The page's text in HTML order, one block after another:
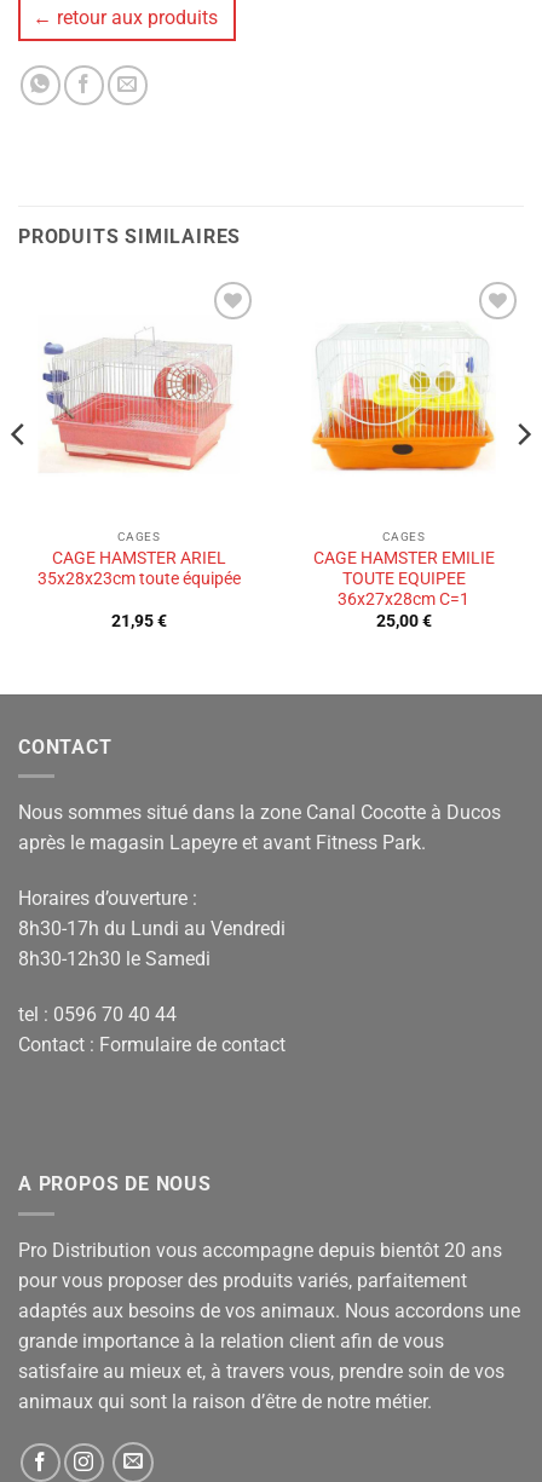
← retour aux produits
PRODUITS SIMILAIRES
à la liste
de
souhaits
CAGES
CAGE HAMSTER ARIEL
35x28x23cm toute équipée
21,95€
Ajouter
à la liste
souhaits
CAGES
CAGE HAMSTER EMILIE
TOUTE EQUIPEE
36x27x28cm C=1
25,00€
CONTACT
Nous sommes situé dans la zone Canal Cocotte à Ducos
après le magasin Lapeyre et avant Fitness Park.
Horaires d’ouverture :
8h30-17h du Lundi au Vendredi
8h30-12h30 le Samedi
tel : 0596 70 40 44
Contact : Formulaire de contact
A PROPOS DE NOUS
Pro Distribution vous accompagne depuis bientôt 20 ans
pour vous proposer des produits variés, parfaitement
adaptés aux besoins de vos animaux. Nous accordons une
grande importance à la relation client afin de vous
satisfaire au mieux et, à travers vous, prendre soin de vos
animaux qui sont la raison d’être de notre métier.